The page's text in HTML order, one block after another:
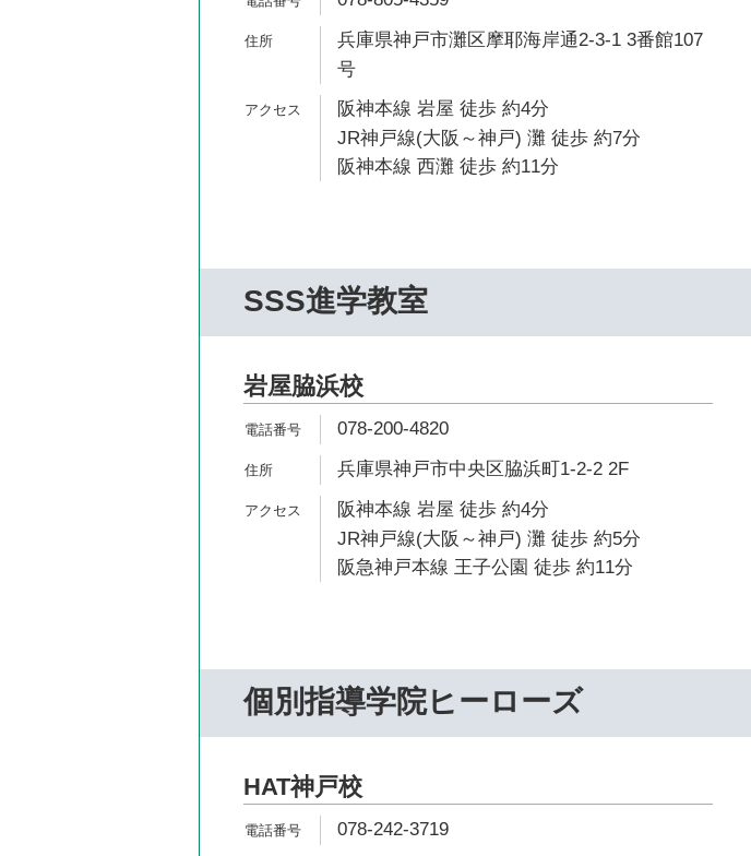
兵庫県神戸市灘区摩耶海岸通2-3-1 3番館107
号
阪神本線 岩屋 徒歩 約4分
JR神戸線(大阪～神戸) 灘 徒歩 約7分
阪神本線 西灘 徒歩 約11分
SSS進学教室
岩屋脇浜校
078-200-4820
兵庫県神戸市中央区脇浜町1-2-2 2F
阪神本線 岩屋 徒歩 約4分
JR神戸線(大阪～神戸) 灘 徒歩 約5分
阪急神戸本線 王子公園 徒歩 約11分
個別指導学院ヒーローズ
HAT神戸校
078-242-3719